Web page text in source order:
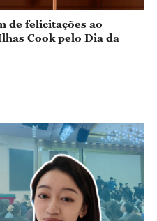
de felicitações ao
Cook pelo Dia da